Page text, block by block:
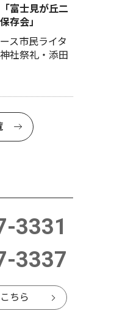
日 商
富士見が丘二
存会」
ス市民ライタ
社祭礼・添田
3331
3337
ちら